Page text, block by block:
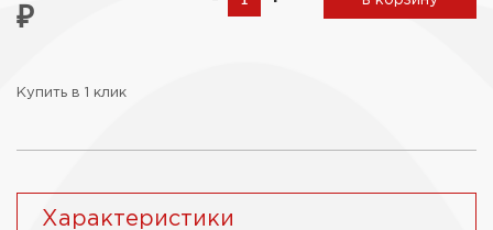
₽
Купить в 1 клик
Характеристики